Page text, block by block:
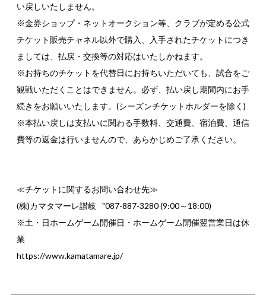
い戻しいたしません。
※金券ショップ・ネットオークション等、クラブが定める公式
チケット販売チャネル以外で購入、入手されたチケットにつき
ましては、払戻・交換等の対応はいたしかねます。
※お持ちのチケットを代替日にお持ちいただいても、試合をご
観戦いただくことはできません。必ず、払い戻し期間内にお手
続きをお願いいたします。(シーズンチケットホルダーを除く)
※本払い戻しは支払いに関わる手数料、交通費、宿泊費、通信
費等の返金は行いませんので、あらかじめご了承ください。
≪チケットに関するお問い合わせ先≫
(株)カマタマーレ讃岐
"087-887-3280 (9:00～18:00)
※土・日ホームゲーム開催日・ホームゲーム開催翌営業日は休
業
https://www.kamatamare.jp/